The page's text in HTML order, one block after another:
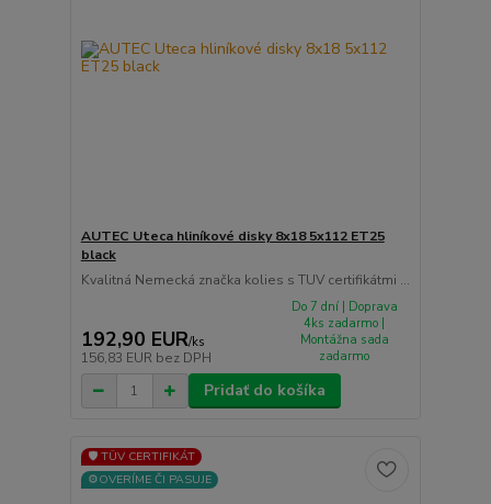
AUTEC Uteca hliníkové disky 8x18 5x112 ET25
black
Kvalitná Nemecká značka kolies s TUV certifikátmi ...
192,90 EUR/ks
156,83 EUR bez DPH
Do 7 dní | Doprava
4ks zadarmo |
Montážna sada
zadarmo
Pridať do košíka
🛡️ TÜV CERTIFIKÁT
⚙️OVERÍME ČI PASUJE